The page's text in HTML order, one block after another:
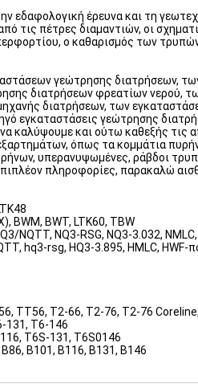
εδαφολογική έρευνα και τη
τις πέτρες διαμαντιών, οι
ο καθαρισμός των
γεώτρησης διατρήσεων,
διατρήσεων φρεατίων
διατρήσεων, των
εγκαταστάσεις γεώτρησης
καλύψουμε και ούτω καθεξής τις
όπως τα κομμάτια
υπερανυψωμένες, ράβδοι
πληροφορίες, παρακαλώ
BWM, BWT, LTK60, TBW
NQTT, NQ3-RSG, NQ3-3.032, NMLC,
hq3-rsg, HQ3-3.895, HMLC, HWF-
TT56, T2-66, T2-76, T2-76
131, T6-146
T6S-131, T6S0146
B101, B116, B131, B146